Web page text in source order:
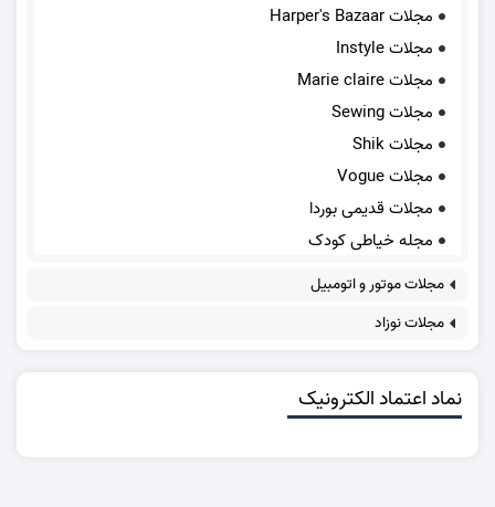
مجلات Harper's Bazaar
مجلات Instyle
مجلات Marie claire
مجلات Sewing
مجلات Shik
مجلات Vogue
مجلات قدیمی بوردا
مجله خیاطی کودک
مجلات موتور و اتومبیل
مجلات نوزاد
نماد اعتماد الکترونیک